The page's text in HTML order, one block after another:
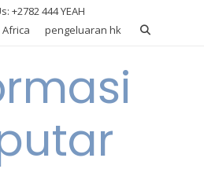
+2782 444 YEAH
pengeluaran hk